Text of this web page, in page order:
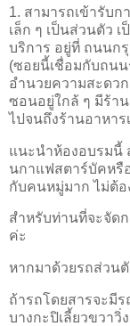
1. สามารถเข้ารับ
เล็ก ๆ เป็นส่วนตัว
บริการ อยู่ที่ ถนนกรุ
(ซอยนี้เชื่อมกับถนน
อำนวยความสะดว
ซอนอยู่ใกล้ ๆ มีร้า
ไปจนถึงร้านอาหา
แนะนำห้องอบรมนี้
นกาแฟสตาร์บัคหรื
กับคนหมู่มาก ไม่ต้อ
สำหรับท่านที่จะจัด
ค่ะ
หากมาด้วยรถส่วน
ถ้ารถโดยสารจะมี
บางกะปิเลี้ยวขวาวิ่